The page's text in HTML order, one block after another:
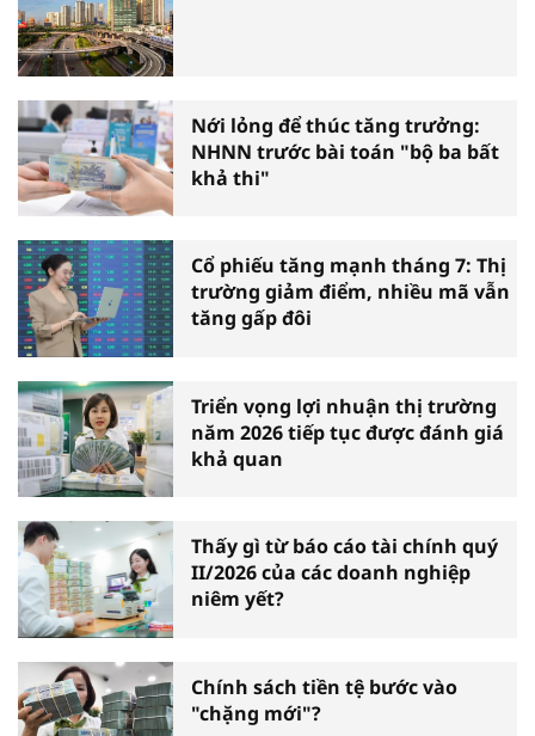
Nới lỏng để thúc tăng trưởng:
NHNN trước bài toán "bộ ba bất
khả thi"
Cổ phiếu tăng mạnh tháng 7: Thị
trường giảm điểm, nhiều mã vẫn
tăng gấp đôi
Triển vọng lợi nhuận thị trường
năm 2026 tiếp tục được đánh giá
khả quan
Thấy gì từ báo cáo tài chính quý
II/2026 của các doanh nghiệp
niêm yết?
Chính sách tiền tệ bước vào
"chặng mới"?